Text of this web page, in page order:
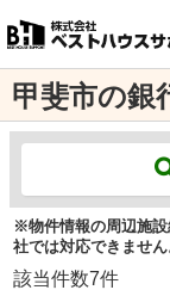
甲斐市の銀
※物件情報の周辺施
社では対応できません
該当件数7件